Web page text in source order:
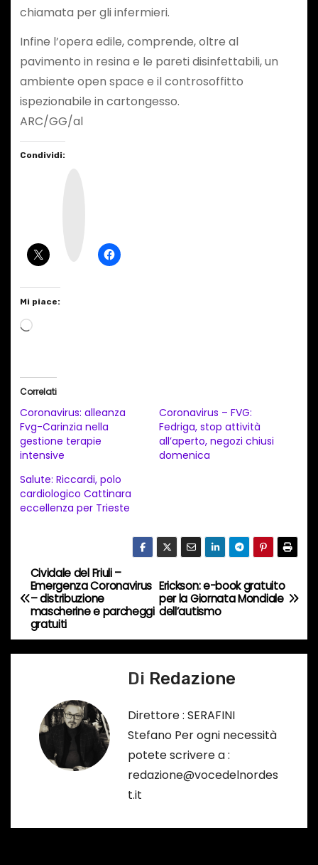
chiamata per gli infermieri.
Infine l’opera edile, comprende, oltre al
pavimento in resina e le pareti disinfettabili, un
ambiente open space e il controsoffitto
ispezionabile in cartongesso.
ARC/GG/al
Condividi:
Mi piace:
C
a
m
e
n
t
c
o
r
s
Correlati
Coronavirus: alleanza
Fvg-Carinzia nella
gestione terapie
intensive
Coronavirus – FVG:
Fedriga, stop attività
all’aperto, negozi chiusi
domenica
Salute: Riccardi, polo
cardiologico Cattinara
eccellenza per Trieste
N
a
v
Erickson: e-book gratuito
per la Giornata Mondiale
dell’autismo
Cividale del Friuli –
Emergenza Coronavirus
– distribuzione
mascherine e parcheggi
gratuiti
Di Redazione
Direttore : SERAFINI
Stefano Per ogni necessità
potete scrivere a :
redazione@vocedelnordes
t.it